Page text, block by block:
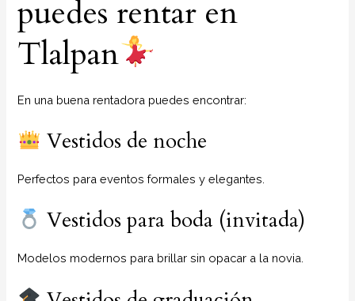
puedes rentar en
Tlalpan
En una buena rentadora puedes encontrar:
Vestidos de noche
Perfectos para eventos formales y elegantes.
Vestidos para boda (invitada)
Modelos modernos para brillar sin opacar a la novia.